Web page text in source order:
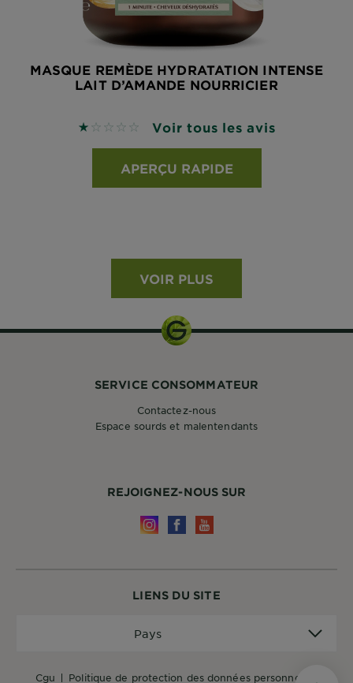
MASQUE REMÈDE HYDRATATION INTENSE
LAIT D’AMANDE NOURRICIER
1 sur 5 étoiles basé sur les avis
Voir tous les avis
APERÇU RAPIDE
VOIR PLUS
LIENS DU SITE
cgu politique de protection des données personnelles
Pays
REJOIGNEZ-NOUS SUR
SERVICE CONSOMMATEUR
Contactez-nous
Espace sourds et malentendants